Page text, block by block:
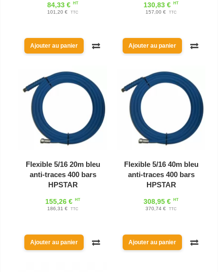
84,33 € HT
101,20 € TTC
Ajouter au panier
130,83 € HT
157,00 € TTC
Ajouter au panier
Flexible 5/16 20m bleu
anti-traces 400 bars
HPSTAR
155,26 € HT
186,31 € TTC
Ajouter au panier
Flexible 5/16 40m bleu
anti-traces 400 bars
HPSTAR
308,95 € HT
370,74 € TTC
Ajouter au panier